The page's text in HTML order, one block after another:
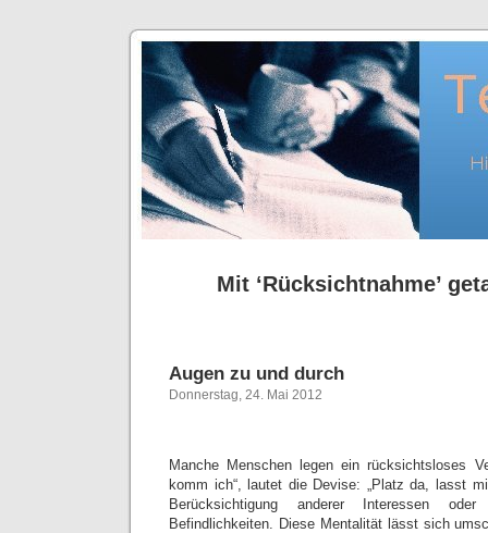
Mit ‘Rücksichtnahme’
Augen zu und durch
Donnerstag, 24. Mai 2012
Manche Menschen legen ein rücksichtsloses
komm ich“, lautet die Devise: „Platz da, lasst
Berücksichtigung anderer Interessen
Befindlichkeiten. Diese Mentalität lässt sich